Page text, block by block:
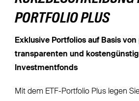
PORTFOLIO PLUS
Exklusive Portfolios auf Basis von
transparenten und
Investmentfonds
Mit dem ETF-Portfolio Plus legen